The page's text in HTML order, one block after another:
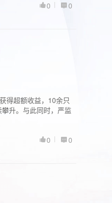
0
0
得超额收益，10余只
升。与此同时，严监
0
0